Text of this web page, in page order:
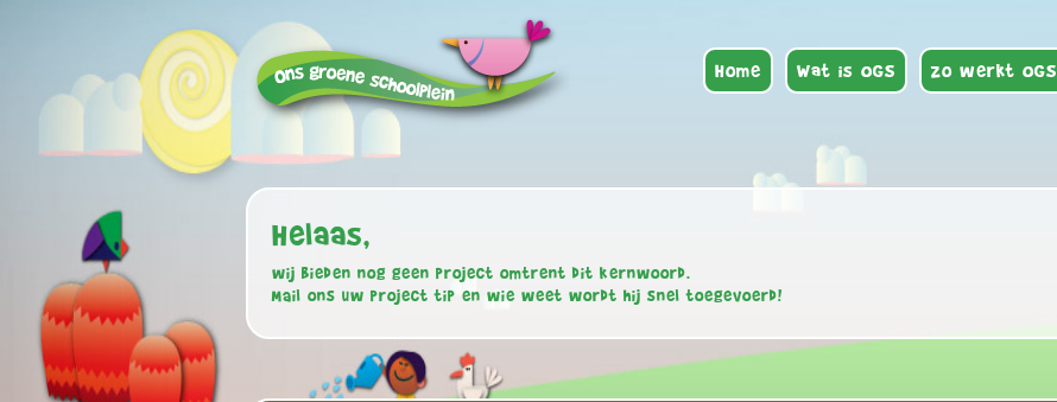
Home Wat is OGS Zo werkt OGS
Helaas,
wij bieden nog geen project omtrent dit kernwoord.
Mail ons uw project tip en wie weet wordt hij snel toegevoerd!